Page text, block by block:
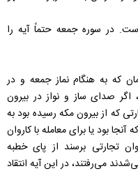
در سوره جمعه حتماً‌ آيه را
كه به هنگام نماز جمعه و در
صدای ساز و نواز در بيرون
كه از بيرون مكه رسيده بود به
بود يا برای معامله با كاروان
تجارتی برسند از پای خطبه
می‌رفتند، در اين آيه انتقاد